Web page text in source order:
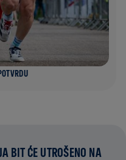
BIT ĆE UTROŠENO NA